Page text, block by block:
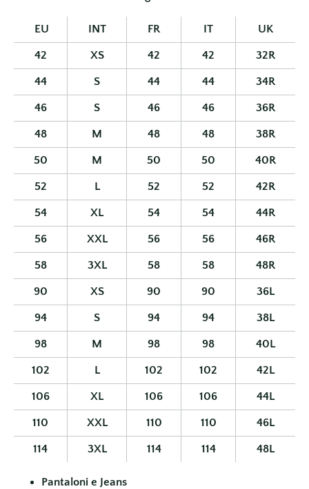
EU INT FR IT UK
42 XS 42 42 32R
44 S 44 44 34R
46 S 46 46 36R
48 M 48 48 38R
50 M 50 50 40R
52 L 52 52 42R
54 XL 54 54 44R
56 XXL 56 56 46R
58 3XL 58 58 48R
90 XS 90 90 36L
94 S 94 94 38L
98 M 98 98 40L
102 L 102 102 42L
106 XL 106 106 44L
110 XXL 110 110 46L
114 3XL 114 114 48L
Pantaloni e Jeans